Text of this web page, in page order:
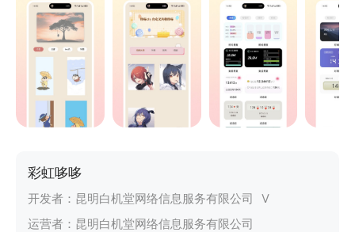
彩虹哆哆
开发者： 昆明白机堂网络信息服务有限公司
V
运营者： 昆明白机堂网络信息服务有限公司